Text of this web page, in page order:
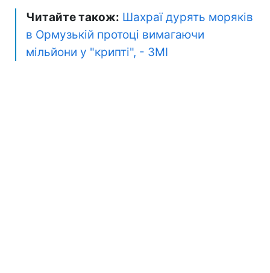
Читайте також: Шахраї дурять моряків
в Ормузькій протоці вимагаючи
мільйони у "крипті", - ЗМІ